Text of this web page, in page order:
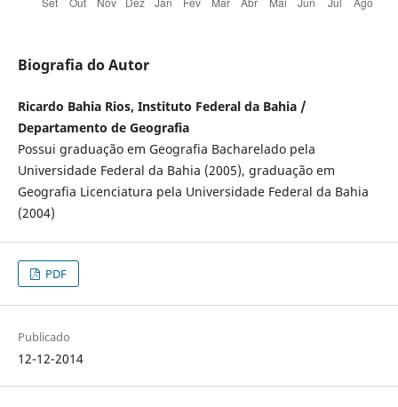
Biografia do Autor
Ricardo Bahia Rios, Instituto Federal da Bahia /
Departamento de Geografia
Possui graduação em Geografia Bacharelado pela
Universidade Federal da Bahia (2005), graduação em
Geografia Licenciatura pela Universidade Federal da Bahia
(2004)
PDF
Publicado
12-12-2014